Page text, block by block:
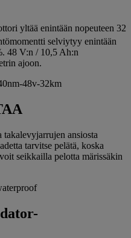
yltää enintään nopeuteen 32
selviytyy enintään
48 V:n / 10,5 Ah:n
ajoon.
ansiosta
tarvitse pelätä, koska
seikkailla pelotta märissäkin